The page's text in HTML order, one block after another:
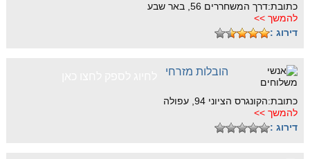
כתובת:דרך המשחררים 56, באר שבע
להמשך >>
דירוג :
הובלות מזרחי
כתובת:הקונגרס הציוני 94, עפולה
להמשך >>
דירוג :